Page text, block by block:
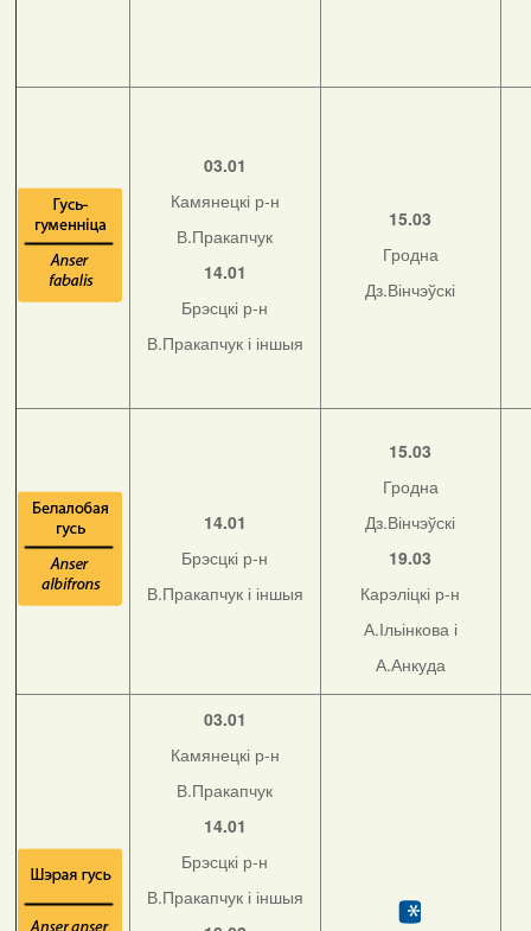
03.01
Камянецкі р-н
В.Пракапчук
14.01
Брэсцкі р-н
В.Пракапчук і іншыя
15.03
Гродна
Дз.Вінчэўскі
14.01
Брэсцкі р-н
В.Пракапчук і іншыя
15.03
Гродна
Дз.Вінчэўскі
19.03
Карэліцкі р-н
А.Ільінкова і
А.Анкуда
03.01
Камянецкі р-н
В.Пракапчук
14.01
Брэсцкі р-н
В.Пракапчук і іншыя